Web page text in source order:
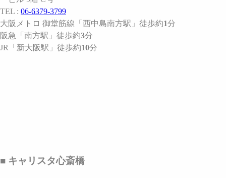
TEL : 06-6379-3799
大阪メトロ 御堂筋線 「西中島南方駅」 徒歩約1分
阪急
「南方駅」 徒歩約3分
JR
「新大阪駅」 徒歩約10分
■ キャリスタ心斎橋